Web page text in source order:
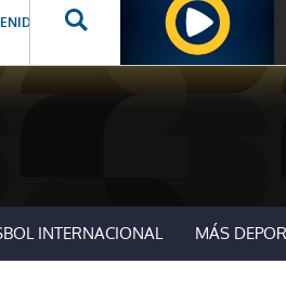
ESPECIALES NOVELAS
INTERNACIONAL MÁS